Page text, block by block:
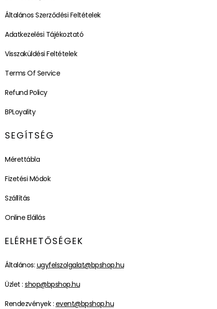
Általános Szerződési Feltételek
Adatkezelési Tájékoztató
Visszaküldési Feltételek
Terms Of Service
Refund Policy
BPLoyality
SEGÍTSÉG
Mérettábla
Fizetési Módok
Szállítás
Online Elállás
ELÉRHETŐSÉGEK
Általános: ugyfelszolgalat@bpshop.hu
Üzlet : shop@bpshop.hu
Rendezvények : event@bpshop.hu